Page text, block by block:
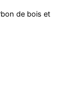
de bois et